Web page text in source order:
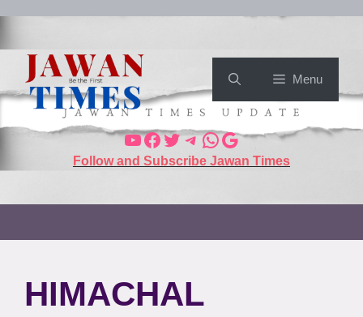
Menu
Follow and Subscribe Jawan Times
HIMACHAL